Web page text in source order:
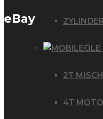
ÖLE
2T
4T
eBay